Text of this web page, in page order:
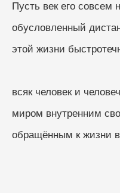
Пусть век его совсем
обусловленный
этой жизни
всяк человек и
миром внутренним
обращённым к жизни